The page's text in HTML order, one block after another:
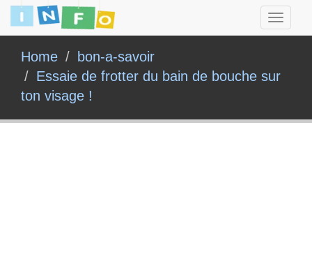
Toggle
Home
bon-a-savoir
Essaie de frotter du bain de bouche sur
ton visage !